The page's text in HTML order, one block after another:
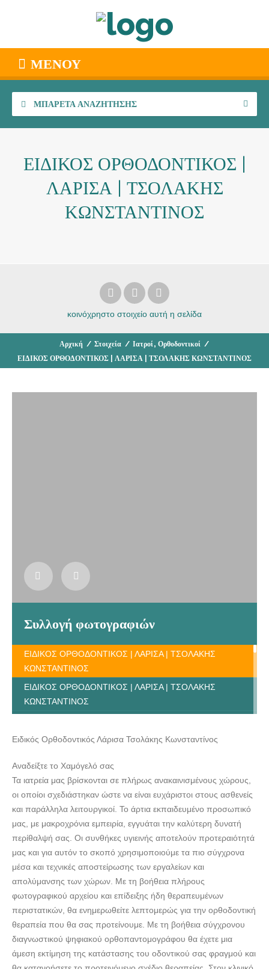
ΜΕΝΟΎ
ΜΠΑΡΈΤΑ ΑΝΑΖΉΤΗΣΗΣ
ΕΙΔΙΚΟΣ ΟΡΘΟΔΟΝΤΙΚΟΣ |
ΛΑΡΙΣΑ | ΤΣΟΛΑΚΗΣ
ΚΩΝΣΤΑΝΤΙΝΟΣ
κοινόχρηστο στοιχείο αυτή η σελίδα
Αρχική / Στοιχεία / Ιατροί, Ορθοδοντικοί /
ΕΙΔΙΚΟΣ ΟΡΘΟΔΟΝΤΙΚΟΣ | ΛΑΡΙΣΑ | ΤΣΟΛΑΚΗΣ ΚΩΝΣΤΑΝΤΙΝΟΣ
Συλλογή φωτογραφιών
ΕΙΔΙΚΟΣ ΟΡΘΟΔΟΝΤΙΚΟΣ | ΛΑΡΙΣΑ | ΤΣΟΛΑΚΗΣ
ΚΩΝΣΤΑΝΤΙΝΟΣ
ΕΙΔΙΚΟΣ ΟΡΘΟΔΟΝΤΙΚΟΣ | ΛΑΡΙΣΑ | ΤΣΟΛΑΚΗΣ
ΚΩΝΣΤΑΝΤΙΝΟΣ
ΚΩΝΣΤΑΝΤΙΝΟΣ
ΚΩΝΣΤΑΝΤΙΝΟΣ
ΕΙΔΙΚΟΣ ΟΡΘΟΔΟΝΤΙΚΟΣ | ΛΑΡΙΣΑ | ΤΣΟΛΑΚΗΣ
ΚΩΝΣΤΑΝΤΙΝΟΣ
ΕΙΔΙΚΟΣ ΟΡΘΟΔΟΝΤΙΚΟΣ | ΛΑΡΙΣΑ | ΤΣΟΛΑΚΗΣ
ΚΩΝΣΤΑΝΤΙΝΟΣ
ΕΙΔΙΚΟΣ ΟΡΘΟΔΟΝΤΙΚΟΣ | ΛΑΡΙΣΑ | ΤΣΟΛΑΚΗΣ
ΚΩΝΣΤΑΝΤΙΝΟΣ
ΕΙΔΙΚΟΣ ΟΡΘΟΔΟΝΤΙΚΟΣ | ΛΑΡΙΣΑ | ΤΣΟΛΑΚΗΣ
ΚΩΝΣΤΑΝΤΙΝΟΣ
ΕΙΔΙΚΟΣ ΟΡΘΟΔΟΝΤΙΚΟΣ | ΛΑΡΙΣΑ | ΤΣΟΛΑΚΗΣ
ΚΩΝΣΤΑΝΤΙΝΟΣ
Ειδικός Ορθοδοντικός Λάρισα Τσολάκης Κωνσταντίνος
Αναδείξτε το Χαμόγελό σας
Τα ιατρεία μας βρίσκονται σε πλήρως ανακαινισμένους χώρους,
οι οποίοι σχεδιάστηκαν ώστε να είναι ευχάριστοι στους ασθενείς
και παράλληλα λειτουργικοί. Το άρτια εκπαιδευμένο προσωπικό
μας, με μακροχρόνια εμπειρία, εγγυάται την καλύτερη δυνατή
περίθαλψή σας. Οι συνθήκες υγιεινής αποτελούν προτεραιότητά
μας και για αυτόν το σκοπό χρησιμοποιούμε τα πιο σύγχρονα
μέσα και τεχνικές αποστείρωσης των εργαλείων και
απολύμανσης των χώρων. Με τη βοήθεια πλήρους
φωτογραφικού αρχείου και επίδειξης ήδη θεραπευμένων
περιστατικών, θα ενημερωθείτε λεπτομερώς για την ορθοδοντική
θεραπεία που θα σας προτείνουμε. Με τη βοήθεια σύγχρονου
διαγνωστικού ψηφιακού ορθοπαντομογράφου θα έχετε μια
άμεση εκτίμηση της κατάστασης του οδοντικού σας φραγμού και